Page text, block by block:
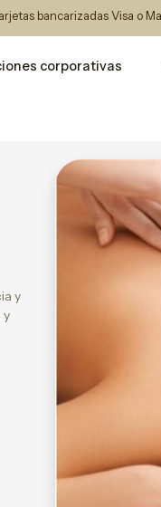
bancarizadas Visa o
corporativas
y
y